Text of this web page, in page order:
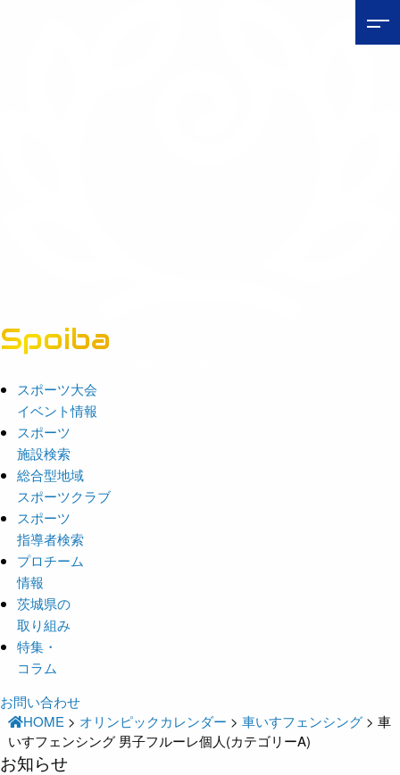
Spoiba
スポーツ大会
イベント情報
スポーツ
施設検索
総合型地域
スポーツクラブ
スポーツ
指導者検索
プロチーム
情報
茨城県の
取り組み
特集・
コラム
お問い合わせ
HOME > オリンピックカレンダー >車いすフェンシング >車
いすフェンシング 男子フルーレ個人(カテゴリーA)
お知らせ